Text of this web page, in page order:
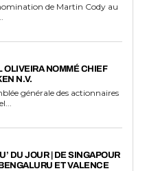
de Martin Cody au
OLIVEIRA NOMMÉ CHIEF
N.V.
générale des actionnaires
DU JOUR | DE SINGAPOUR
ET VALENCE